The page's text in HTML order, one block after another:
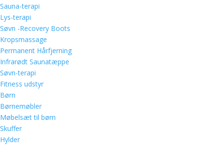
Sauna-terapi
Lys-terapi
Søvn -Recovery Boots
Kropsmassage
Permanent Hårfjerning
Infrarødt Saunatæppe
Søvn-terapi
Fitness udstyr
Børn
Børnemøbler
Møbelsæt til børn
Skuffer
Hylder